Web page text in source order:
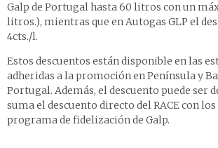
Galp de Portugal hasta 60 litros con un
litros.), mientras que en Autogas GLP el
4cts./l.
Estos descuentos están disponible en las
adheridas a la promoción en Península y
Portugal. Además, el descuento puede ser
suma el descuento directo del RACE con
programa de fidelización de Galp.